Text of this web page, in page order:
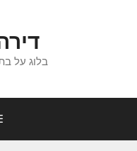
בלוג על